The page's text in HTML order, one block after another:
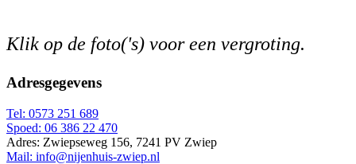
Klik op de foto('s) voor een vergroting.
Adresgegevens
Tel: 0573 251 689
Spoed: 06 386 22 470
Adres: Zwiepseweg 156, 7241 PV Zwiep
Mail: info@nijenhuis-zwiep.nl